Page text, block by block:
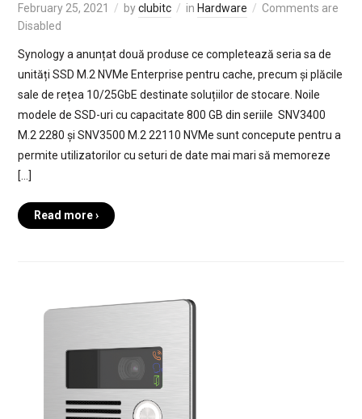
February 25, 2021 byclubitc in Hardware
Comments are
Disabled
Synology a anunțat două produse ce completează seria sa de
unități SSD M.2 NVMe Enterprise pentru cache, precum și plăcile
sale de rețea 10/25GbE destinate soluțiilor de stocare. Noile
modele de SSD-uri cu capacitate 800 GB din seriile SNV3400
M.2 2280 și SNV3500 M.2 22110 NVMe sunt concepute pentru a
permite utilizatorilor cu seturi de date mai mari să memoreze
[…]
Read more ›